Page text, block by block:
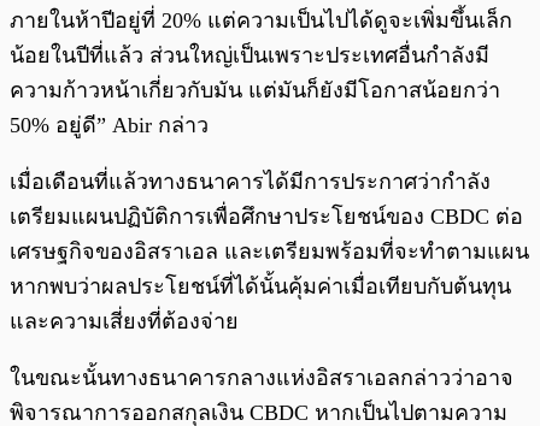
ภายในห้าปีอยู่ที่ 20% แต่ความเป็นไปได้ดูจะเพิ่มขึ้นเล็ก
น้อยในปีที่แล้ว ส่วนใหญ่เป็นเพราะประเทศอื่นกำลังมี
ความก้าวหน้าเกี่ยวกับมัน แต่มันก็ยังมีโอกาสน้อยกว่า
50% อยู่ดี” Abir กล่าว
เมื่อเดือนที่แล้วทางธนาคารได้มีการประกาศว่ากำลัง
เตรียมแผนปฏิบัติการเพื่อศึกษาประโยชน์ของ CBDC ต่อ
เศรษฐกิจของอิสราเอล และเตรียมพร้อมที่จะทำตามแผน
หากพบว่าผลประโยชน์ที่ได้นั้นคุ้มค่าเมื่อเทียบกับต้นทุน
และความเสี่ยงที่ต้องจ่าย
ในขณะนั้นทางธนาคารกลางแห่งอิสราเอลกล่าวว่าอาจ
พิจารณาการออกสกุลเงิน CBDC หากเป็นไปตามความ